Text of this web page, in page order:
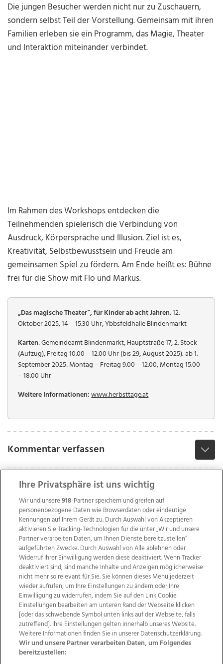
Die jungen Besucher werden nicht nur zu Zuschauern,
sondern selbst Teil der Vorstellung. Gemeinsam mit ihren
Familien erleben sie ein Programm, das Magie, Theater
und Interaktion miteinander verbindet.
Im Rahmen des Workshops entdecken die
Teilnehmenden spielerisch die Verbindung von
Ausdruck, Körpersprache und Illusion. Ziel ist es,
Kreativität, Selbstbewusstsein und Freude am
gemeinsamen Spiel zu fördern. Am Ende heißt es: Bühne
frei für die Show mit Flo und Markus.
„Das magische Theater“, für Kinder ab acht Jahren: 12.
Oktober 2025, 14 – 15.30 Uhr, Ybbsfeldhalle Blindenmarkt
Karten: Gemeindeamt Blindenmarkt, Hauptstraße 17, 2. Stock
(Aufzug), Freitag 10.00 – 12.00 Uhr (bis 29, August 2025); ab 1.
September 2025: Montag – Freitag 9.00 – 12.00, Montag 15.00
– 18.00 Uhr
Weitere Informationen:www.herbsttage.at
Kommentar verfassen
Wir über uns Mediadaten Kontakt
Jobs
Datenschutz
Impressum
AGB Anzeigekunden
AGB Website
Ehrenkodex Politische Werbung
Ihre Privatsphäre ist uns wichtig
Wir und unsere918-Partner speichern und greifen auf
personenbezogene Daten wie Browserdaten oder eindeutige
Kennungen auf Ihrem Gerät zu. Durch Auswahl von Akzeptieren
aktivieren Sie Tracking-Technologien für die unter „Wir und unsere
Partner verarbeiten Daten, um Ihnen Dienste bereitzustellen“
aufgeführten Zwecke. Durch Auswahl von Alle ablehnen oder
Widerruf Ihrer Einwilligung werden diese deaktiviert. Wenn Tracker
deaktiviert sind, sind manche Inhalte und Anzeigen möglicherweise
nicht mehr so relevant für Sie. Sie können dieses Menü jederzeit
wieder aufrufen, um Ihre Einstellungen zu ändern oder Ihre
Einwilligung zu widerrufen, indem Sie auf den Link Cookie
Einstellungen bearbeiten am unteren Rand der Webseite klicken
[oder das schwebende Symbol unten links auf der Webseite, falls
zutreffend]. Ihre Einstellungen gelten innerhalb unseres Website.
Weitere Informationen finden Sie in unserer Datenschutzerklärung.
Wir und unsere Partner verarbeiten Daten, um Folgendes
bereitzustellen: